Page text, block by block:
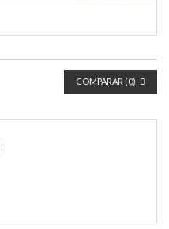
COMPARAR (0)